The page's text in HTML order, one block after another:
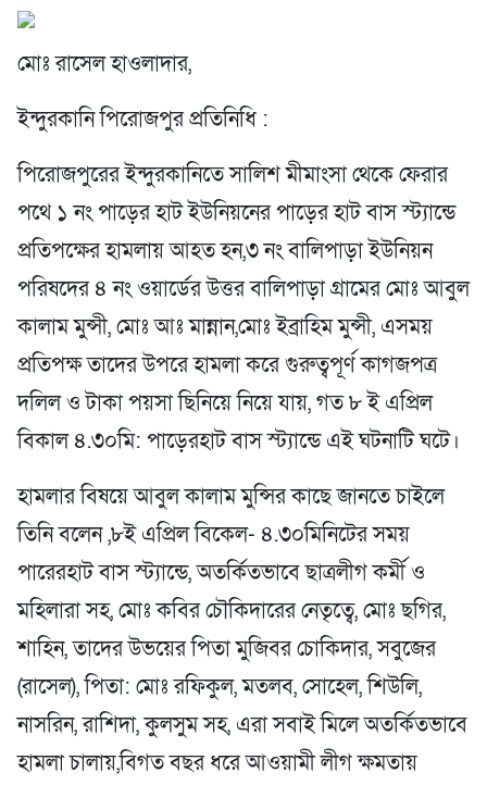
মোঃ রাসেল হাওলাদার,
ইন্দুরকানি পিরোজপুর প্রতিনিধি :
পিরোজপুরের ইন্দুরকানিতে সালিশ মীমাংসা থেকে ফেরার
পথে ১ নং পাড়ের হাট ইউনিয়নের পাড়ের হাট বাস স্ট্যান্ডে
প্রতিপক্ষের হামলায় আহত হন,৩ নং বালিপাড়া ইউনিয়ন
পরিষদের ৪ নং ওয়ার্ডের উত্তর বালিপাড়া গ্রামের মোঃ আবুল
কালাম মুন্সী, মোঃ আঃ মান্নান,মোঃ ইব্রাহিম মুন্সী, এসময়
প্রতিপক্ষ তাদের উপরে হামলা করে গুরুত্বপূর্ণ কাগজপত্র
দলিল ও টাকা পয়সা ছিনিয়ে নিয়ে যায়, গত ৮ ই এপ্রিল
বিকাল ৪.৩০মি: পাড়েরহাট বাস স্ট্যান্ডে এই ঘটনাটি ঘটে।
হামলার বিষয়ে আবুল কালাম মুন্সির কাছে জানতে চাইলে
তিনি বলেন ,৮ই এপ্রিল বিকেল- ৪.৩০মিনিটের সময়
পারেরহাট বাস স্ট্যান্ডে, অতর্কিতভাবে ছাত্রলীগ কর্মী ও
মহিলারা সহ, মোঃ কবির চৌকিদারের নেতৃত্বে, মোঃ ছগির,
শাহিন, তাদের উভয়ের পিতা মুজিবর চোকিদার, সবুজের
(রাসেল), পিতা: মোঃ রফিকুল, মতলব, সোহেল, শিউলি,
নাসরিন, রাশিদা, কুলসুম সহ, এরা সবাই মিলে অতর্কিতভাবে
হামলা চালায়,বিগত বছর ধরে আওয়ামী লীগ ক্ষমতায়